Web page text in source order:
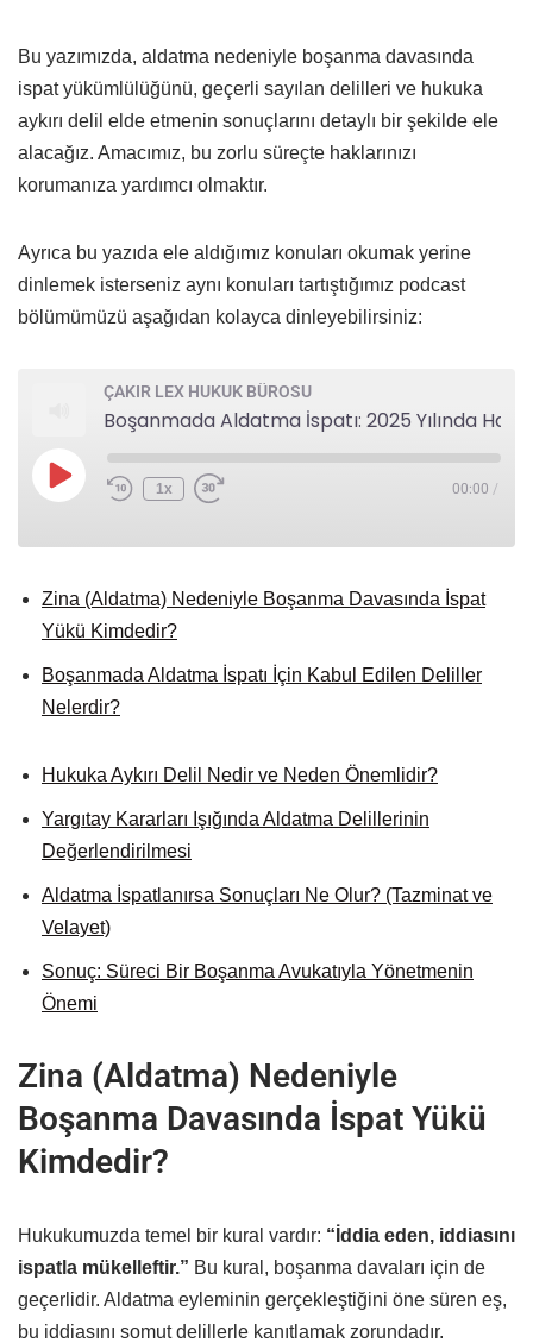
Bu yazımızda, aldatma nedeniyle boşanma davasında
ispat yükümlülüğünü, geçerli sayılan delilleri ve hukuka
aykırı delil elde etmenin sonuçlarını detaylı bir şekilde ele
alacağız. Amacımız, bu zorlu süreçte haklarınızı
korumanıza yardımcı olmaktır.
Ayrıca bu yazıda ele aldığımız konuları okumak yerine
dinlemek isterseniz aynı konuları tartıştığımız podcast
bölümümüzü aşağıdan kolayca dinleyebilirsiniz:
ÇAKIR LEX HUKUK BÜROSU
1x 00:00 /
Zina (Aldatma) Nedeniyle Boşanma Davasında İspat
Yükü Kimdedir?
Boşanmada Aldatma İspatı İçin Kabul Edilen Deliller
Nelerdir?
Hukuka Aykırı Delil Nedir ve Neden Önemlidir?
Yargıtay Kararları Işığında Aldatma Delillerinin
Değerlendirilmesi
Aldatma İspatlanırsa Sonuçları Ne Olur? (Tazminat ve
Velayet)
Sonuç: Süreci Bir Boşanma Avukatıyla Yönetmenin
Önemi
Zina (Aldatma) Nedeniyle
Boşanma Davasında İspat Yükü
Kimdedir?
Hukukumuzda temel bir kural vardır: “İddia eden, iddiasını
ispatla mükelleftir.” Bu kural, boşanma davaları için de
geçerlidir. Aldatma eyleminin gerçekleştiğini öne süren eş,
bu iddiasını somut delillerle kanıtlamak zorundadır.